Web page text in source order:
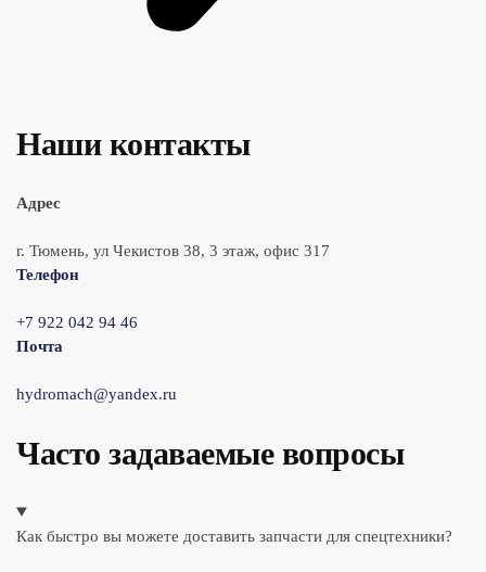
Наши контакты
Адрес
г. Тюмень, ул Чекистов 38, 3 этаж, офис 317
Телефон
+7 922 042 94 46
Почта
hydromach@yandex.ru
Часто задаваемые вопросы
Как быстро вы можете доставить запчасти для спецтехники?